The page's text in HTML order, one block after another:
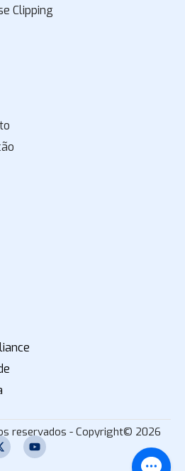
Clipping
reservados - Copyright© 2026